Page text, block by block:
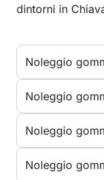
dintorni in
Noleggio
Noleggio
Noleggio
Noleggio